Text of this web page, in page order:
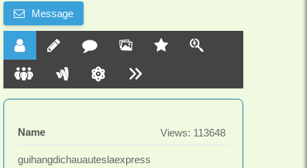
Đáp ứng nhu cầu gửi hàng cho cá nhân và xuất khẩu
cho doanh nghiệp, nhận gom hàng và phục vụ vận
chuyển door to door tận nơi.
Trụ sở chính: 1017/48E Đường Hồng Bàng, Phường
12, Quận 6, Tp HCM
Hotline: 0942 923 365
Email:
guihangdichauauteslaexpress@gmail.com
#teslaexpress #guihangdichauau
Message
Name
guihangdichauauteslaexpress
Views: 113648